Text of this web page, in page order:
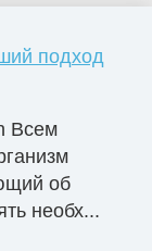
подход
Всем
об
необх...